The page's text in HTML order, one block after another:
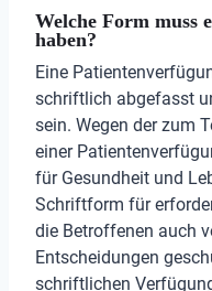
Welche Form muss
haben?
Eine
schriftlich abgefasst
sein. Wegen der zum
einer
für Gesundheit und
Schriftform für
die Betroffenen auch
Entscheidungen
schriftlichen